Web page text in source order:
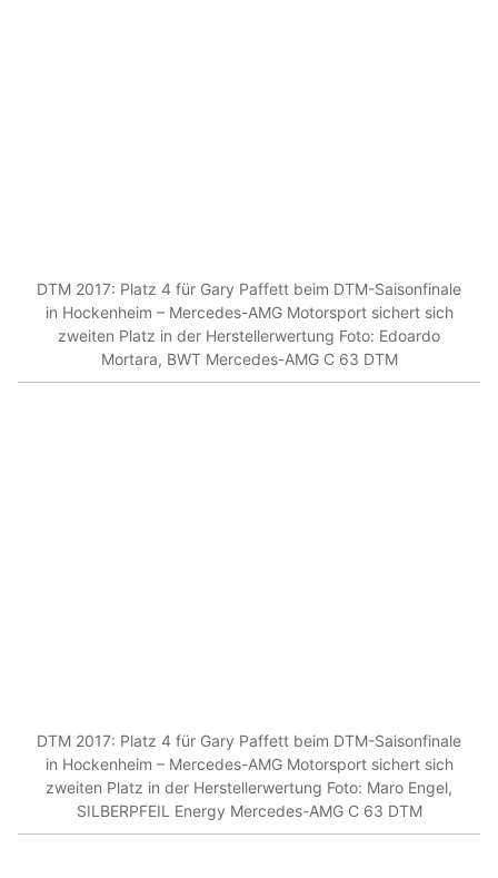
DTM 2017: Platz 4 für Gary Paffett beim DTM-Saisonfinale
in Hockenheim – Mercedes-AMG Motorsport sichert sich
zweiten Platz in der Herstellerwertung Foto: Edoardo
Mortara, BWT Mercedes-AMG C 63 DTM
DTM 2017: Platz 4 für Gary Paffett beim DTM-Saisonfinale
in Hockenheim – Mercedes-AMG Motorsport sichert sich
zweiten Platz in der Herstellerwertung Foto: Maro Engel,
SILBERPFEIL Energy Mercedes-AMG C 63 DTM